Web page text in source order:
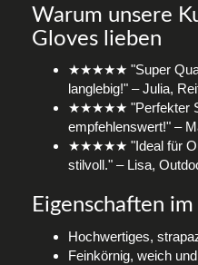
Warum unsere
Gloves lieben
★★★★★ "Super
langlebig!" – Julia,
★★★★★ "Perfekter
empfehlenswert!" –
★★★★★ "Ideal für
stilvoll." – Lisa,
Eigenschaften
Hochwertiges,
Feinkörnig, weich